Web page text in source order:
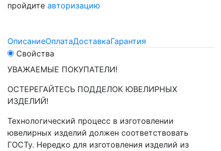
пройдите авторизацию
ОписаниеОплатаДоставкаГарантия
Свойства
УВАЖАЕМЫЕ ПОКУПАТЕЛИ!
ОСТЕРЕГАЙТЕСЬ ПОДДЕЛОК ЮВЕЛИРНЫХ
ИЗДЕЛИЙ!
Технологический процесс в изготовлении
ювелирных изделий должен соответствовать
ГОСТу. Нередко для изготовления изделий из